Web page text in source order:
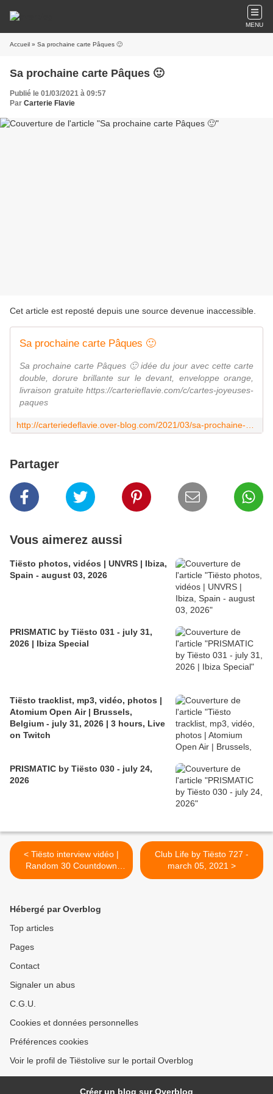
MENU
Accueil » Sa prochaine carte Pâques 🙂
Sa prochaine carte Pâques 🙂
Publié le 01/03/2021 à 09:57
Par Carterie Flavie
Cet article est reposté depuis une source devenue inaccessible.
Sa prochaine carte Pâques 🙂
Sa prochaine carte Pâques 🙂 idée du jour avec cette carte
double, dorure brillante sur le devant, enveloppe orange,
livraison gratuite https://carterieflavie.com/c/cartes-joyeuses-
paques
Partager
Vous aimerez aussi
Tiësto photos, vidéos | UNVRS | Ibiza,
Spain - august 03, 2026
PRISMATIC by Tiësto 031 - july 31,
2026 | Ibiza Special
Tiësto tracklist, mp3, vidéo, photos |
Atomium Open Air | Brussels,
Belgium - july 31, 2026 | 3 hours, Live
on Twitch
PRISMATIC by Tiësto 030 - july 24,
2026
< Tiësto interview vidéo |
Random 30 Countdown
with Mikey - february 26,
Club Life by Tiësto 727 -
march 05, 2021 >
Hébergé par Overblog
Top articles
Pages
Contact
Signaler un abus
C.G.U.
Cookies et données personnelles
Préférences cookies
Voir le profil de Tiëstolive sur le portail Overblog
Créer un blog sur Overblog